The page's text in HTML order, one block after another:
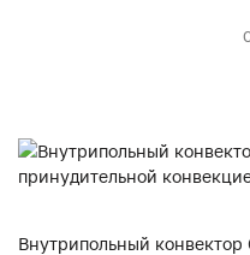
Внутрипольный